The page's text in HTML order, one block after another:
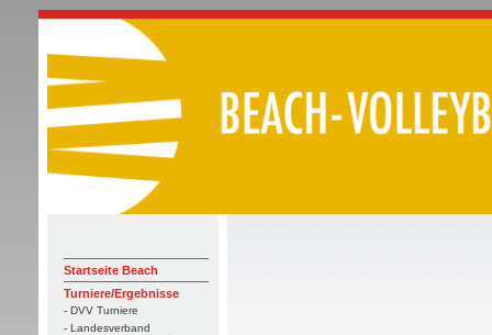
Startseite Beach
Turniere/Ergebnisse
- DVV Turniere
- Landesverband